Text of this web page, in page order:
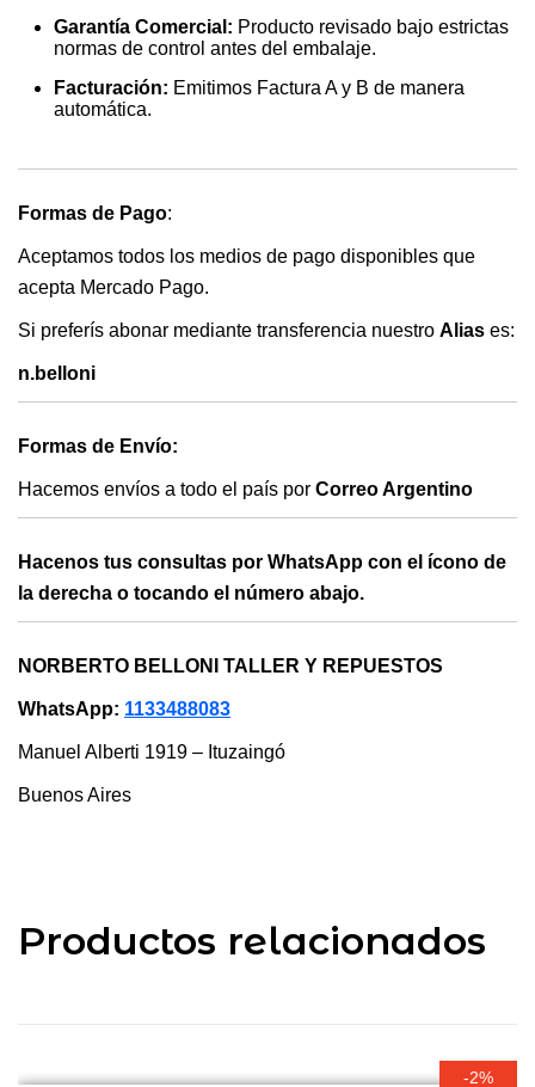
Garantía Comercial: Producto revisado bajo estrictas
normas de control antes del embalaje.
Facturación: Emitimos Factura A y B de manera
automática.
Formas de Pago:
Aceptamos todos los medios de pago disponibles que
acepta Mercado Pago.
Si preferís abonar mediante transferencia nuestro Alias es:
n.belloni
Formas de Envío:
Hacemos envíos a todo el país por Correo Argentino
Hacenos tus consultas por WhatsApp con el ícono de
la derecha o tocando el número abajo.
NORBERTO BELLONI TALLER Y REPUESTOS
WhatsApp: 1133488083
Manuel Alberti 1919 – Ituzaingó
Buenos Aires
Productos relacionados
-2%